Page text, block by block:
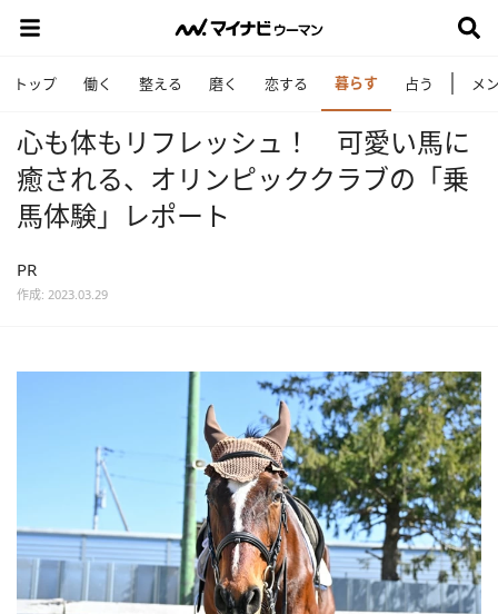
トップ 働く 整える 磨く 恋する 暮らす 占う メ
心も体もリフレッシュ！ 可愛い馬に
癒される、オリンピッククラブの「乗
馬体験」レポート
PR
作成: 2023.03.29